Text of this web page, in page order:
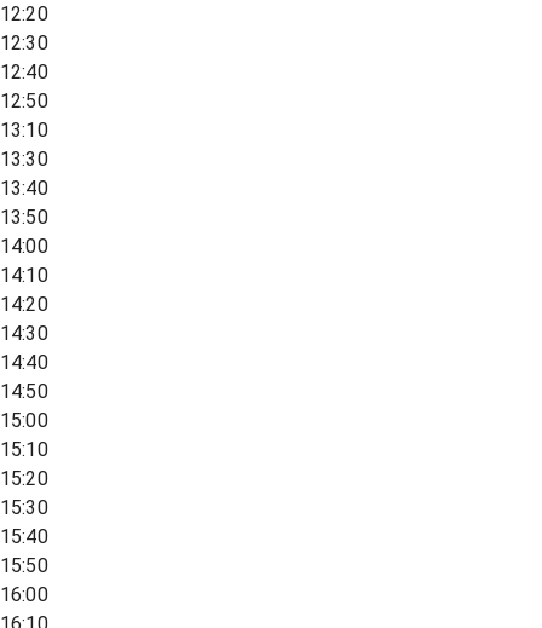
12:20
12:30
12:40
12:50
13:10
13:30
13:40
13:50
14:00
14:10
14:20
14:30
14:40
14:50
15:00
15:10
15:20
15:30
15:40
15:50
16:00